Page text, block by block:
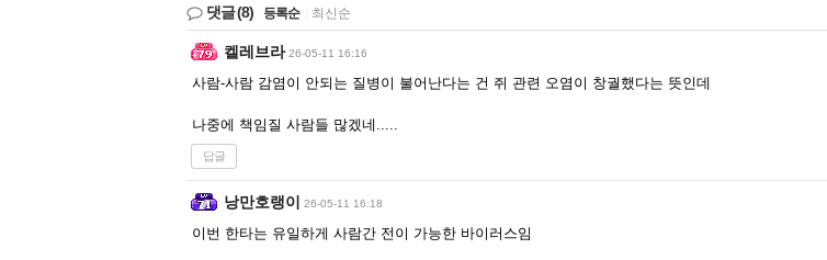
댓글(8) 등록순 최신순
켈레브라 26-05-11 16:16
사람-사람 감염이 안되는 질병이 불어난다는 건 쥐 관련 오염이 창궐했다는 뜻인데
나중에 책임질 사람들 많겠네.....
답글
낭만호랭이 26-05-11 16:18
이번 한타는 유일하게 사람간 전이 가능한 바이러스임